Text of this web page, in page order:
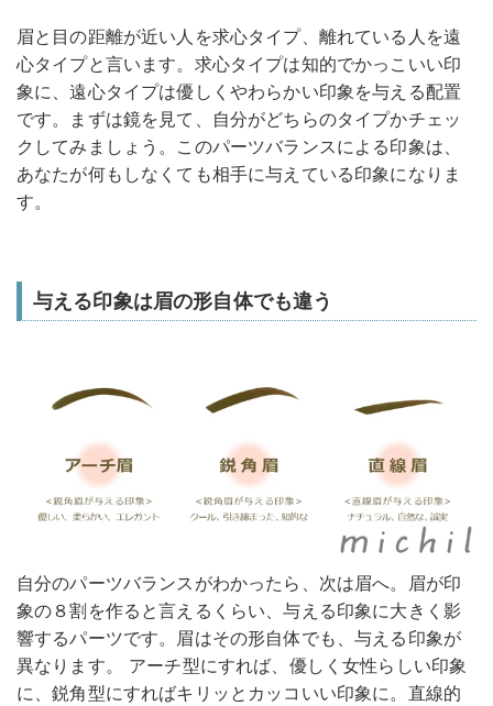
眉と目の距離が近い人を求心タイプ、離れている人を遠
心タイプと言います。求心タイプは知的でかっこいい印
象に、遠心タイプは優しくやわらかい印象を与える配置
です。まずは鏡を見て、自分がどちらのタイプかチェッ
クしてみましょう。このパーツバランスによる印象は、
あなたが何もしなくても相手に与えている印象になりま
す。
与える印象は眉の形自体でも違う
自分のパーツバランスがわかったら、次は眉へ。眉が印
象の８割を作ると言えるくらい、与える印象に大きく影
響するパーツです。眉はその形自体でも、与える印象が
異なります。 アーチ型にすれば、優しく女性らしい印象
に、鋭角型にすればキリッとカッコいい印象に。直線的